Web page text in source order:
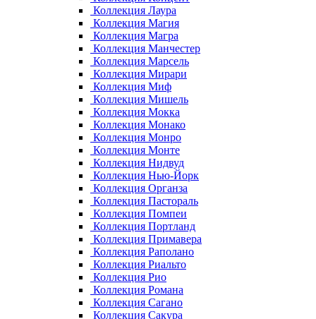
Коллекция Лаура
Коллекция Магия
Коллекция Магра
Коллекция Манчестер
Коллекция Марсель
Коллекция Мирари
Коллекция Миф
Коллекция Мишель
Коллекция Мокка
Коллекция Монако
Коллекция Монро
Коллекция Монте
Коллекция Нидвуд
Коллекция Нью-Йорк
Коллекция Органза
Коллекция Пастораль
Коллекция Помпеи
Коллекция Портланд
Коллекция Примавера
Коллекция Раполано
Коллекция Риальто
Коллекция Рио
Коллекция Романа
Коллекция Сагано
Коллекция Сакура